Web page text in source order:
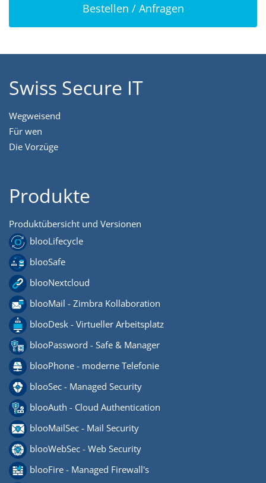
Bestellen / Anfragen
Swiss Secure IT
Wegweisend
Für wen
Die Vorzüge
Produkte
Produktübersicht und Versionen
blooLifecycle
blooSafe
blooNextcloud
blooMail - Zimbra Kollaboration
blooDesk - Virtueller Arbeitsplatz
blooPassword - Safe & Manager
blooPhone - moderne Telefonie
blooSec - Managed Security
blooAuth - Cloud Authentication
blooMailSec - Mail Security
blooWebSec - Web Security
blooFire - Managed Firewall's